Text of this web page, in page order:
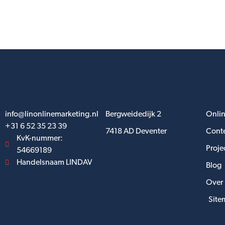
info@linonlinemarketing.nl
+31 6 52 35 23 39
KvK-nummer:
54669189
Handelsnaam LINDAV
Bergweidedijk 2
7418 AD Deventer
Blog
Over